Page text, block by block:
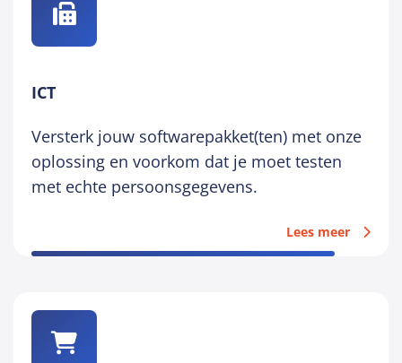
ICT
Versterk jouw softwarepakket(ten) met onze
oplossing en voorkom dat je moet testen
met echte persoonsgegevens.
Lees meer